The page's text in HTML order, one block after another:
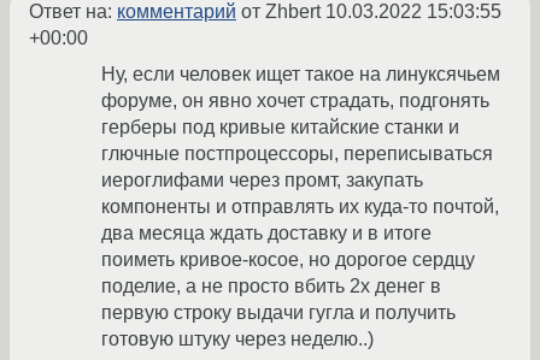
Ответ на: комментарий от Zhbert 10.03.2022 15:03:55
+00:00
Ну, если человек ищет такое на линуксячьем
форуме, он явно хочет страдать, подгонять
герберы под кривые китайские станки и
глючные постпроцессоры, переписываться
иероглифами через промт, закупать
компоненты и отправлять их куда-то почтой,
два месяца ждать доставку и в итоге
поиметь кривое-косое, но дорогое сердцу
поделие, а не просто вбить 2х денег в
первую строку выдачи гугла и получить
готовую штуку через неделю..)